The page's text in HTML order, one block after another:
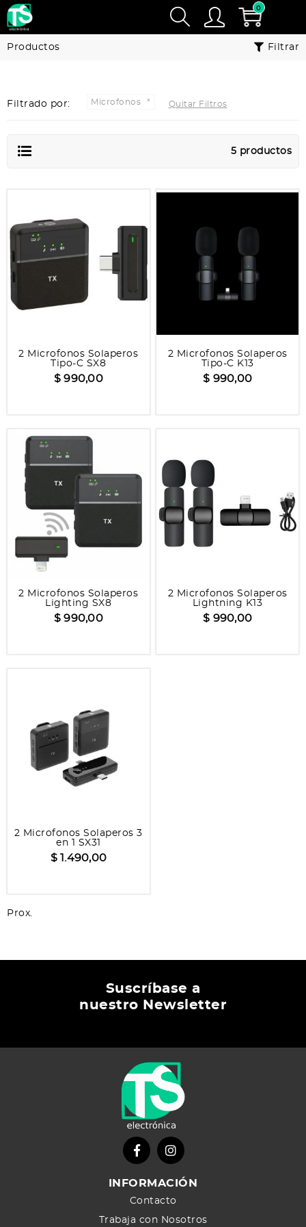
0
Productos Filtrar
Filtrado por: Microfonos Quitar Filtros
5 productos
2 Microfonos Solaperos
Tipo-C SX8
$ 990,00
2 Microfonos Solaperos
Tipo-C K13
$ 990,00
2 Microfonos Solaperos
Lighting SX8
$ 990,00
2 Microfonos Solaperos
Lightning K13
$ 990,00
2 Microfonos Solaperos 3
en 1 SX31
$ 1.490,00
Prox.
Suscríbase a
nuestro Newsletter
INFORMACIÓN
Contacto
Trabaja con Nosotros